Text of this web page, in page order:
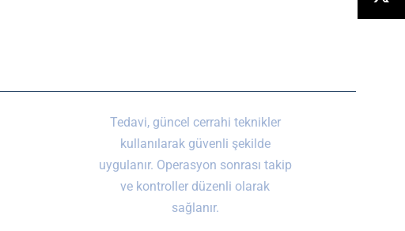
Tedavi, güncel cerrahi teknikler
kullanılarak güvenli şekilde
uygulanır. Operasyon sonrası takip
ve kontroller düzenli olarak
sağlanır.